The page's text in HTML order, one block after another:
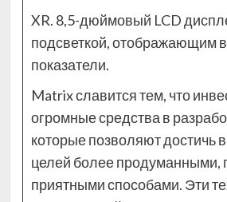
XR. 8,5-дюймовый LCD
подсветкой, отображающим
показатели.
Matrix славится тем, что
огромные средства в
которые позволяют достичь
целей более продуманными,
приятными способами. Эти